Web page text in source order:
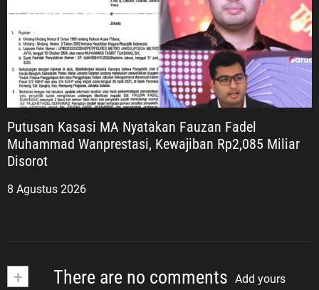
Putusan Kasasi MA Nyatakan Fauzan Fadel
Muhammad Wanprestasi, Kewajiban Rp2,085 Miliar
Disorot
8 Agustus 2026
+ There are no comments Add yours